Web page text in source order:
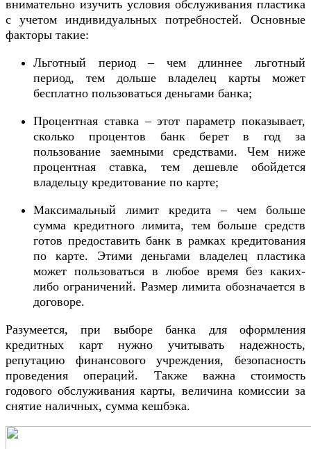
внимательно изучить условия обслуживания пластика
с учетом индивидуальных потребностей. Основные
факторы такие:
Льготный период – чем длиннее льготный
период, тем дольше владелец карты может
бесплатно пользоваться деньгами банка;
Процентная ставка – этот параметр показывает,
сколько процентов банк берет в год за
пользование заемными средствами. Чем ниже
процентная ставка, тем дешевле обойдется
владельцу кредитование по карте;
Максимальный лимит кредита – чем больше
сумма кредитного лимита, тем больше средств
готов предоставить банк в рамках кредитования
по карте. Этими деньгами владелец пластика
может пользоваться в любое время без каких-
либо ограничений. Размер лимита обозначается в
договоре.
Разумеется, при выборе банка для оформления
кредитных карт нужно учитывать надежность,
репутацию финансового учреждения, безопасность
проведения операций. Также важна стоимость
годового обслуживания карты, величина комиссии за
снятие наличных, сумма кешбэка.